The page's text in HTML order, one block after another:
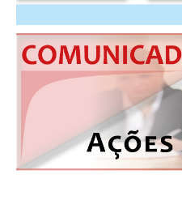
ATUALIZAÇÃO CADASTRAL
NÚCLEO JOVEM